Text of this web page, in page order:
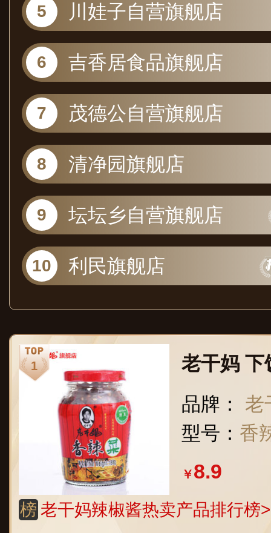
川娃子自营旗舰店
吉香居食品旗舰店
茂德公自营旗舰店
清净园旗舰店
坛坛乡自营旗舰店
利民旗舰店
老干妈 下
品牌：
老
型号： 香
￥8.9
榜 老干妈辣椒酱热卖产品排行榜>